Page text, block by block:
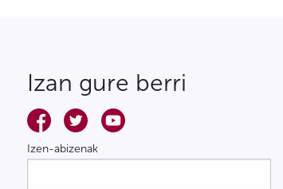
Izan gure berri
Izen-abizenak